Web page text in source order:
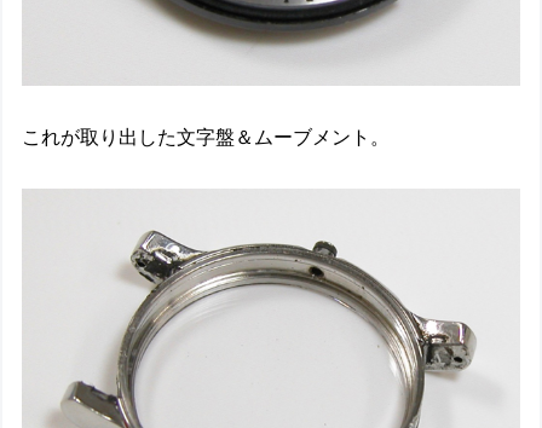
これが取り出した文字盤＆ムーブメント。